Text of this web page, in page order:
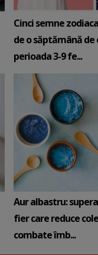
Cinci semne
de o săptămână de
perioada 3-9 fe...
Aur albastru:
fier care reduce
combate îmb...